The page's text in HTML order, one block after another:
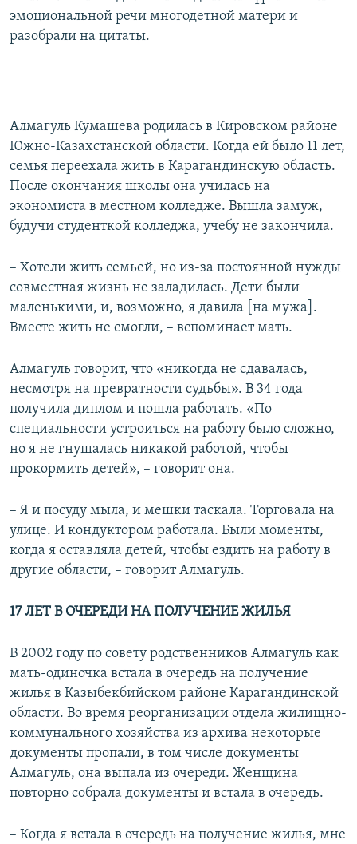
эмоциональной речи многодетной матери и
разобрали на цитаты.
Алмагуль Кумашева родилась в Кировском районе
Южно-Казахстанской области. Когда ей было 11 лет,
семья переехала жить в Карагандинскую область.
После окончания школы она училась на
экономиста в местном колледже. Вышла замуж,
будучи студенткой колледжа, учебу не закончила.
– Хотели жить семьей, но из-за постоянной нужды
совместная жизнь не заладилась. Дети были
маленькими, и, возможно, я давила [на мужа].
Вместе жить не смогли, – вспоминает мать.
Алмагуль говорит, что «никогда не сдавалась,
несмотря на превратности судьбы». В 34 года
получила диплом и пошла работать. «По
специальности устроиться на работу было сложно,
но я не гнушалась никакой работой, чтобы
прокормить детей», – говорит она.
– Я и посуду мыла, и мешки таскала. Торговала на
улице. И кондуктором работала. Были моменты,
когда я оставляла детей, чтобы ездить на работу в
другие области, – говорит Алмагуль.
17 ЛЕТ В ОЧЕРЕДИ НА ПОЛУЧЕНИЕ ЖИЛЬЯ
В 2002 году по совету родственников Алмагуль как
мать-одиночка встала в очередь на получение
жилья в Казыбекбийском районе Карагандинской
области. Во время реорганизации отдела жилищно-
коммунального хозяйства из архива некоторые
документы пропали, в том числе документы
Алмагуль, она выпала из очереди. Женщина
повторно собрала документы и встала в очередь.
– Когда я встала в очередь на получение жилья, мне